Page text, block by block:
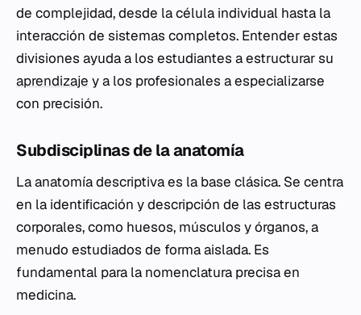
de complejidad, desde la célula individual hasta la
interacción de sistemas completos. Entender estas
divisiones ayuda a los estudiantes a estructurar su
aprendizaje y a los profesionales a especializarse
con precisión.
Subdisciplinas de la anatomía
La anatomía descriptiva es la base clásica. Se centra
en la identificación y descripción de las estructuras
corporales, como huesos, músculos y órganos, a
menudo estudiados de forma aislada. Es
fundamental para la nomenclatura precisa en
medicina.